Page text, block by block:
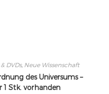
DVDs, Neue Wissenschaft
des Universums –
Stk. vorhanden